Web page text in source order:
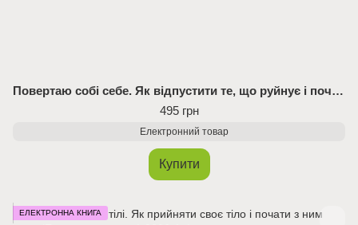
Повертаю собі себе. Як відпустити те, що руйнує і почати знайомство з собою (Електрона книга)
495 грн
Електронний товар
Купити
ЕЛЕКТРОННА КНИГА